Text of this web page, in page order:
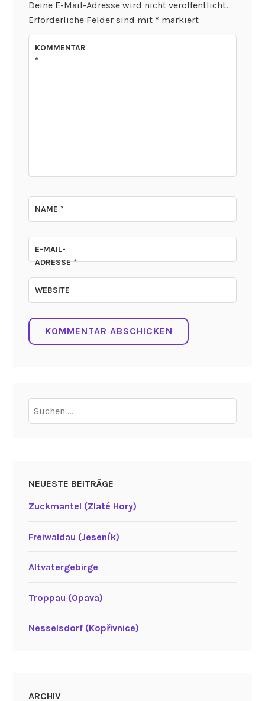
Deine E-Mail-Adresse wird nicht veröffentlicht.
Erforderliche Felder sind mit * markiert
KOMMENTAR
*
NAME*
E-MAIL-
ADRESSE*
WEBSITE
nach:
NEUESTE BEITRÄGE
Zuckmantel (Zlaté Hory)
Freiwaldau (Jeseník)
Altvatergebirge
Troppau (Opava)
Nesselsdorf (Kopřivnice)
ARCHIV